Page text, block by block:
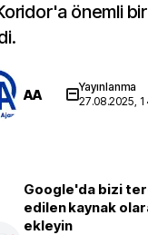
önemli
AA
Yayınlanma
27.08.2025,
Google'da bizi
edilen kaynak
ekleyin